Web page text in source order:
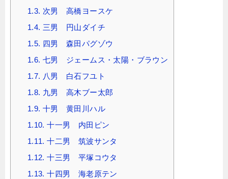
1.3. 次男 高橋ヨースケ
1.4. 三男 円山ダイチ
1.5. 四男 森田パグゾウ
1.6. 七男 ジェームス・太陽・ブラウン
1.7. 八男 白石フユト
1.8. 九男 高木ブー太郎
1.9. 十男 黄田川ハル
1.10. 十一男 内田ピン
1.11. 十二男 筑波サンタ
1.12. 十三男 平塚コウタ
1.13. 十四男 海老原テン